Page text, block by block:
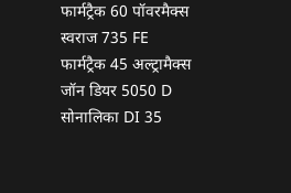
फार्मट्रैक 60 पॉवरमैक्स
स्वराज 735 FE
फार्मट्रैक 45 अल्ट्रामैक्स
जॉन डियर 5050 D
सोनालिका DI 35